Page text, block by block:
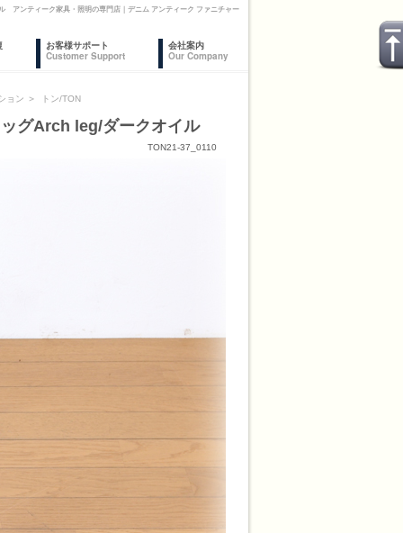
アンティーク家具・照明の専門店｜デニム アンティーク ファニチャー
お客様サポート
Customer Support
会社案内
Our Company
ョン ＞ トン/TON
グArch leg/ダークオイル
TON21-37_0110